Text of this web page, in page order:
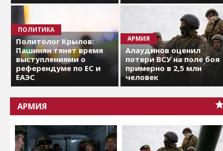
ПОЛИТИКА
Политолог Крылов:
Пашинян тянет время
выступлениями о
референдуме по ЕС и
ЕАЭС
АРМИЯ
Алаудинов оценил
потери ВСУ на поле боя
примерно в 2,5 млн
человек
АРМИЯ